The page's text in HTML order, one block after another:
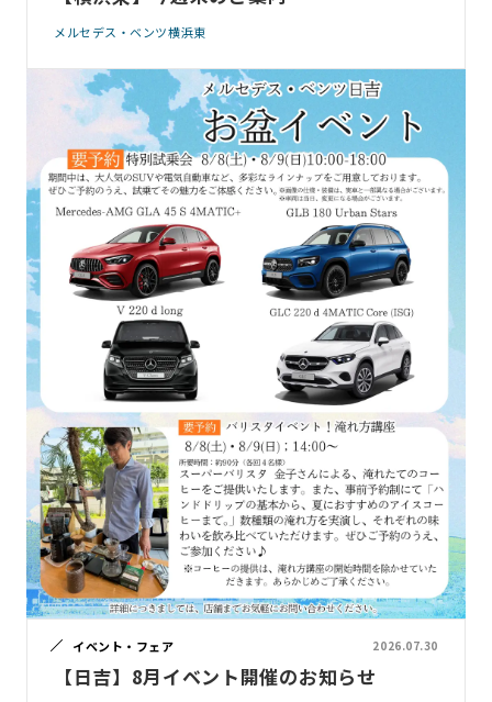
メルセデス・ベンツ横浜東
イベント・フェア 2026.07.30
【日吉】8月イベント開催のお知らせ